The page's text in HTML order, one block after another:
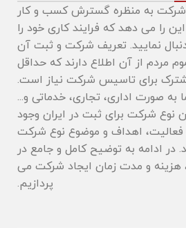
به منظره گسترش کسب و کار
را می دهد که فرایند کاری خود را
نمایید. تعریف شرکت و ثبت آن
مردم از آن اطلاع دارند که حداقل
برای تاسیس شرکت نیاز است.
صورت اداری، تجاری، خدماتی و...
نوع شرکت برای ثبت در ایران وجود
فعالیت، اهداف و موضوع نوع شرکت
در ادامه به توضیح کامل و جامع در
و مدت زمان ایجاد شرکت می
پردازیم.